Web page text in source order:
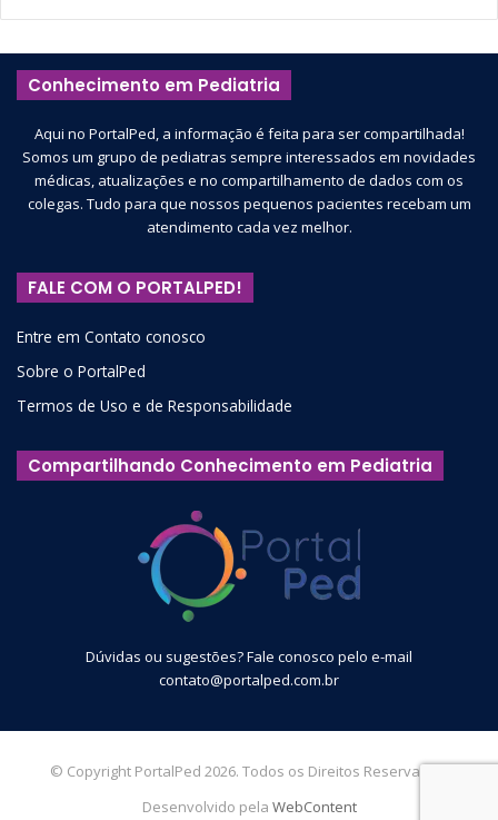
Conhecimento em Pediatria
Aqui no PortalPed, a informação é feita para ser compartilhada!
Somos um grupo de pediatras sempre interessados em novidades
médicas, atualizações e no compartilhamento de dados com os
colegas. Tudo para que nossos pequenos pacientes recebam um
atendimento cada vez melhor.
FALE COM O PORTALPED!
Entre em Contato conosco
Sobre o PortalPed
Termos de Uso e de Responsabilidade
Compartilhando Conhecimento em Pediatria
Dúvidas ou sugestões? Fale conosco pelo e-mail
contato@portalped.com.br
© Copyright PortalPed 2026. Todos os Direitos Reservados.
Desenvolvido pela WebContent